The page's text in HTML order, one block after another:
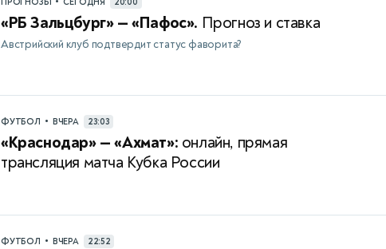
ПРОГНОЗЫ СЕГОДНЯ 20:00
«РБ Зальцбург» — «Пафос». Прогноз и ставка
Австрийский клуб подтвердит статус фаворита?
ФУТБОЛ • ВЧЕРА 23:03
«Краснодар» — «Ахмат»: онлайн, прямая
трансляция матча Кубка России
ФУТБОЛ • ВЧЕРА 22:52